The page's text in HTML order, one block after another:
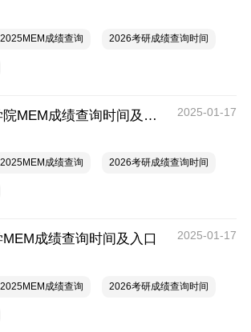
2025MEM成绩查询 2026考研成绩查询时间
2025年盐城工学院MEM成绩查询时间及入口 2025-01-17
2025MEM成绩查询 2026考研成绩查询时间
成绩查询时间及入口 2025-01-17
2025MEM成绩查询 2026考研成绩查询时间